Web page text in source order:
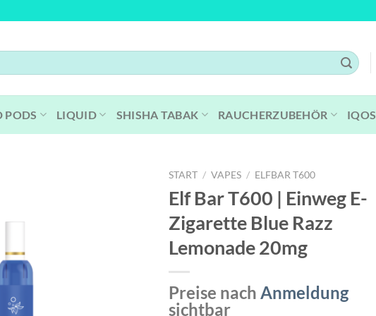
PODS LIQUID SHISHA TABAK RAUCHERZUBEHÖR IQOS
START / VAPES / ELFBAR T600
Elf Bar T600 | Einweg E-
Zigarette Blue Razz
Lemonade 20mg
Preise nach Anmeldung
sichtbar